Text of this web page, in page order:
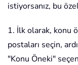
istiyorsanız, bu
1. İlk olarak, konu
postaları seçin,
"Konu Öneki"